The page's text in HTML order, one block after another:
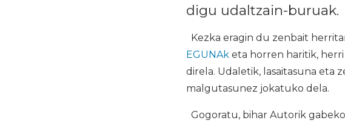
digu udaltzain-buruak.
Kezka eragin du zenbait
EGUNAk eta horren haritik,
direla. Udaletik, lasaitasuna eta
malgutasunez jokatuko dela.
Gogoratu, bihar Autorik